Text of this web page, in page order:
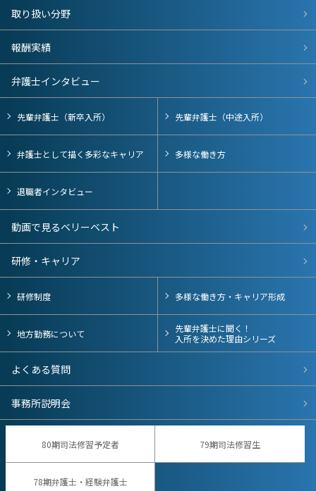
取り扱い分野
報酬実績
弁護士インタビュー
先輩弁護士（新卒入所） 先輩弁護士（中途入所）
弁護士として描く多彩なキャリア 多様な働き方
退職者インタビュー
動画で見るベリーベスト
研修・キャリア
研修制度 多様な働き方・キャリア形成
地方勤務について
先輩弁護士に聞く！
入所を決めた理由シリーズ
よくある質問
事務所説明会
80期司法修習予定者 79期司法修習生
78期弁護士・経験弁護士